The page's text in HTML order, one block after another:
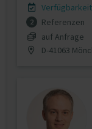
2
Referenzen
auf Anfrage
D-41063